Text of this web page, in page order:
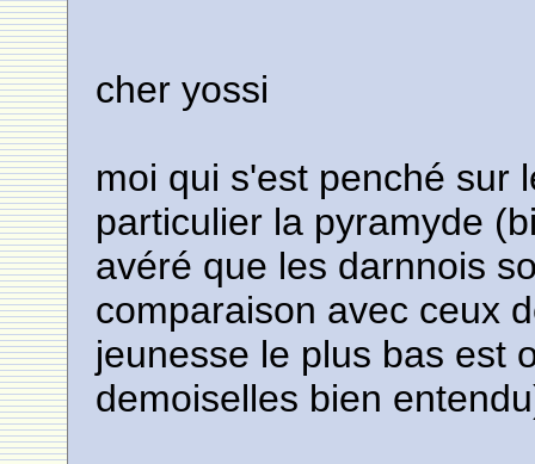
cher yossi
moi qui s'est penché sur
particulier la pyramyde
avéré que les darnnois
comparaison avec ceux
jeunesse le plus bas est
demoiselles bien